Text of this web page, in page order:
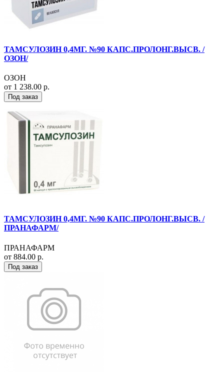
ТАМСУЛОЗИН 0,4МГ. №90 КАПС.ПРОЛОНГ.ВЫСВ. /
ОЗОН/
ОЗОН
от 1 238.00 р.
Под заказ
ТАМСУЛОЗИН 0,4МГ. №90 КАПС.ПРОЛОНГ.ВЫСВ. /
ПРАНАФАРМ/
ПРАНАФАРМ
от 884.00 р.
Под заказ